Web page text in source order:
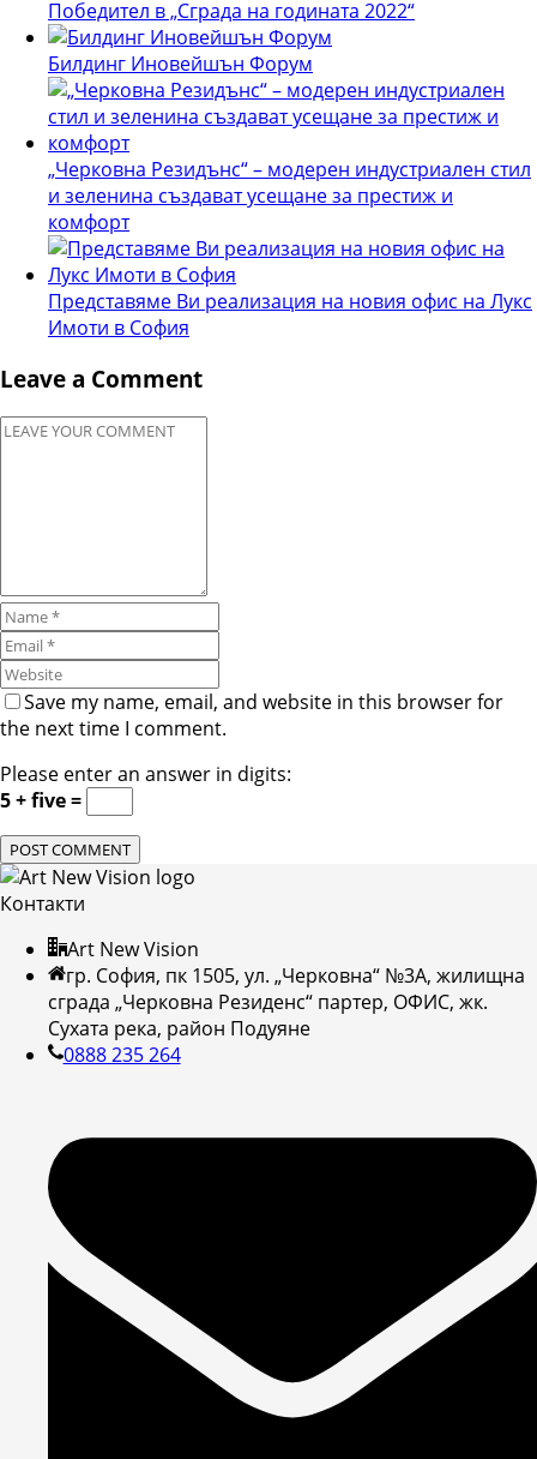
Победител в „Сграда на годината 2022“
Билдинг Иновейшън Форум
„Черковна Резидънс“ – модерен индустриален стил
и зеленина създават усещане за престиж и
комфорт
Представяме Ви реализация на новия офис на Лукс
Имоти в София
Leave a Comment
Save my name, email, and website in this browser for
the next time I comment.
Please enter an answer in digits:
5 + five =
Контакти
Art New Vision
гр. София, пк 1505, ул. „Черковна“ №3А, жилищна
сграда „Черковна Резиденс“ партер, ОФИС, жк.
Сухата река, район Подуяне
0888 235 264